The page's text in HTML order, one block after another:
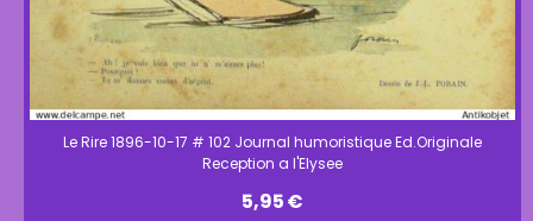
Le Rire 1896-10-17 # 102 Journal humoristique Ed.Originale
Reception a l'Elysee
5,95€